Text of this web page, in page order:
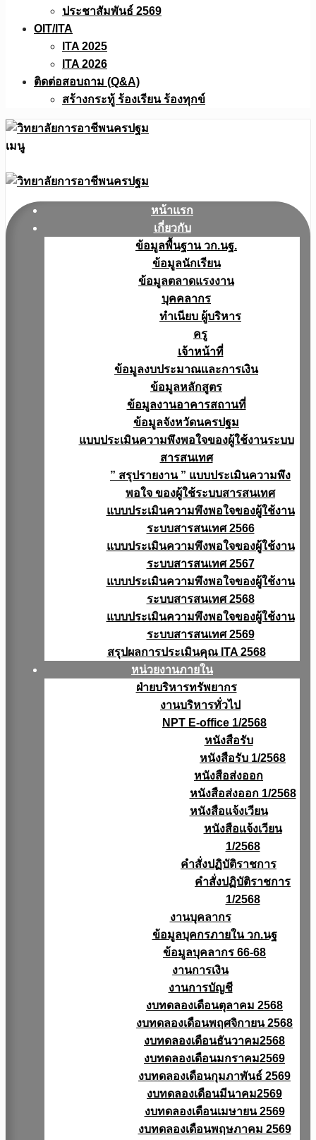
ประชาสัมพันธ์ 2569
OIT/ITA
ITA 2025
ITA 2026
ติดต่อสอบถาม (Q&A)
สร้างกระทู้ ร้องเรียน ร้องทุกข์
เมนู
หน้าแรก
เกี่ยวกับ
ข้อมูลพื้นฐาน วก.นฐ.
ข้อมูลนักเรียน
ข้อมูลตลาดแรงงาน
บุคคลากร
ทำเนียบ ผู้บริหาร
ครู
เจ้าหน้าที่
ข้อมูลงบประมาณเเละการเงิน
ข้อมูลหลักสูตร
ข้อมูลงานอาคารสถานที่
ข้อมูลจังหวัดนครปฐม
แบบประเมินความพึงพอใจของผู้ใช้งานระบบ
สารสนเทศ
” สรุปรายงาน ” แบบประเมินความพึง
พอใจ ของผู้ใช้ระบบสารสนเทศ
แบบประเมินความพึงพอใจของผู้ใช้งาน
ระบบสารสนเทศ 2566
แบบประเมินความพึงพอใจของผู้ใช้งาน
ระบบสารสนเทศ 2567
แบบประเมินความพึงพอใจของผู้ใช้งาน
ระบบสารสนเทศ 2568
แบบประเมินความพึงพอใจของผู้ใช้งาน
ระบบสารสนเทศ 2569
สรุปผลการประเมินคุณ ITA 2568
หน่วยงานภายใน
ฝ่ายบริหารทรัพยากร
งานบริหารทั่วไป
NPT E-office 1/2568
หนังสือรับ
หนังสือรับ 1/2568
หนังสือส่งออก
หนังสือส่งออก 1/2568
หนังสือแจ้งเวียน
หนังสือเเจ้งเวียน
1/2568
คำสั่งปฏิบัติราชการ
คำสั่งปฏิบัติราชการ
1/2568
งานบุคลากร
ข้อมูลบุคกรภายใน วก.นฐ
ข้อมูลบุคลากร 66-68
งานการเงิน
งานการบัญชี
งบทดลองเดือนตุลาคม 2568
งบทดลองเดือนพฤศจิกายน 2568
งบทดลองเดือนธันวาคม2568
งบทดลองเดือนมกราคม2569
งบทดลองเดือนกุมภาพันธ์ 2569
งบทดลองเดือนมีนาคม2569
งบทดลองเดือนเมษายน 2569
งบทดลองเดือนพฤษภาคม 2569